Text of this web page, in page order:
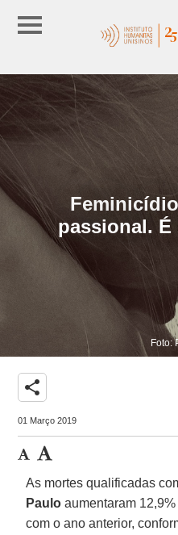
passional.
Foto:
share
01 Março 2019
As mortes qualificadas
Paulo aumentaram
com o ano anterior,